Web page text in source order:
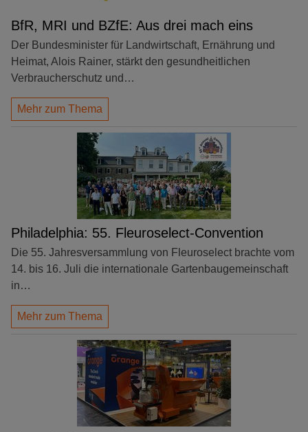
BfR, MRI und BZfE: Aus drei mach eins
Der Bundesminister für Landwirtschaft, Ernährung und
Heimat, Alois Rainer, stärkt den gesundheitlichen
Verbraucherschutz und…
Mehr zum Thema
Philadelphia: 55. Fleuroselect-Convention
Die 55. Jahresversammlung von Fleuroselect brachte vom
14. bis 16. Juli die internationale Gartenbaugemeinschaft
in…
Mehr zum Thema